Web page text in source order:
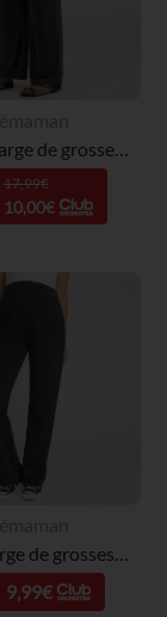
Pantalon large de grossesse uni avec bandeau haut
17,99€
10,00€
9,99€